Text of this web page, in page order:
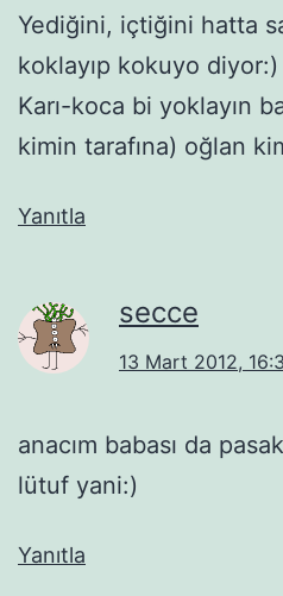
Yediğini, içtiğini hatta
koklayıp kokuyo diyor:)
Karı-koca bi yoklayın
kimin tarafına) oğlan
Yanıtla
secce
13 Mart 2012,
anacım babası da
lütuf yani:)
Yanıtla